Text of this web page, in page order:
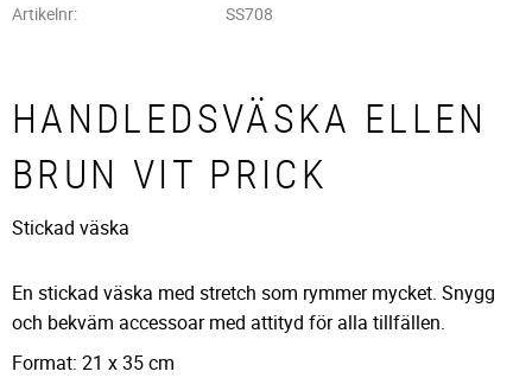
Artikelnr
SS708
HANDLEDSVÄSKA ELLEN
BRUN VIT PRICK
Stickad väska
En stickad väska med stretch som rymmer mycket. Snygg
och bekväm accessoar med attityd för alla tillfällen.
Format: 21 x 35 cm